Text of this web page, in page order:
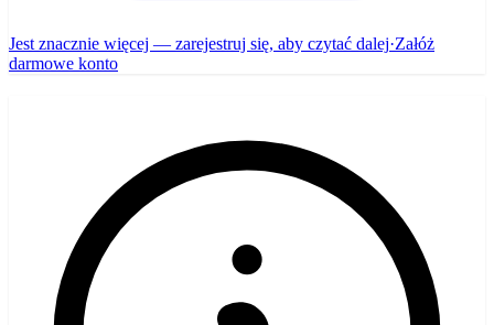
Jest znacznie więcej — zarejestruj się, aby czytać dalej·Załóż
darmowe konto